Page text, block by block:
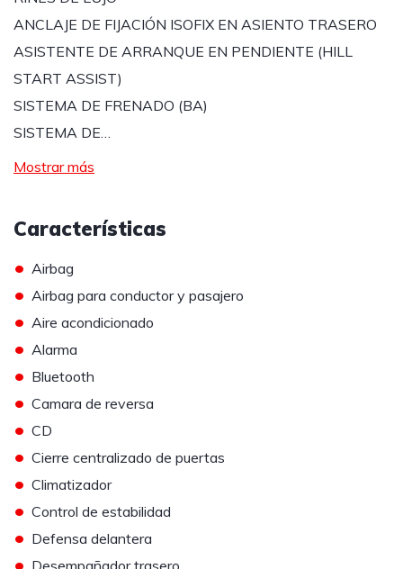
ANCLAJE DE FIJACIÓN ISOFIX EN ASIENTO TRASERO
ASISTENTE DE ARRANQUE EN PENDIENTE (HILL
START ASSIST)
SISTEMA DE FRENADO (BA)
SISTEMA DE…
Mostrar más
Características
• Airbag
• Airbag para conductor y pasajero
• Aire acondicionado
• Alarma
• Bluetooth
• Camara de reversa
• CD
• Cierre centralizado de puertas
• Climatizador
• Control de estabilidad
• Defensa delantera
• Desempañador trasero